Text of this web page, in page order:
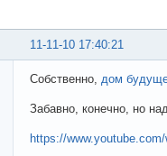
11-11-10 17:40:21
Собственно, дом
Забавно, конечно, но
https://